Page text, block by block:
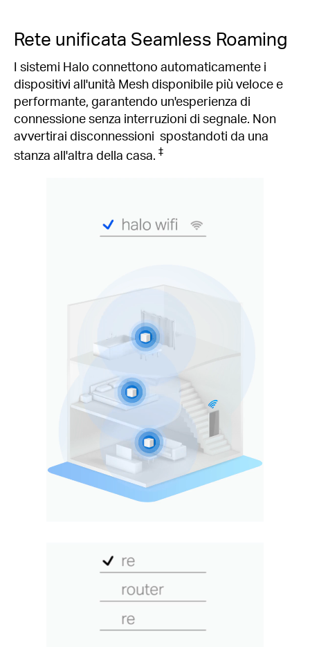
Rete unificata Seamless Roaming
I sistemi Halo connettono automaticamente i
dispositivi all'unità Mesh disponibile più veloce e
performante, garantendo un'esperienza di
connessione senza interruzioni di segnale. Non
avvertirai disconnessioni spostandoti da una
stanza all'altra della casa. ‡